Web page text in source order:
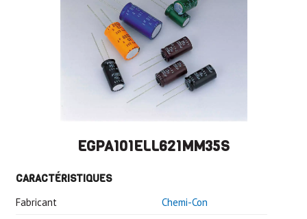
EGPA101ELL621MM35S
CARACTÉRISTIQUES
Fabricant
Chemi-Con